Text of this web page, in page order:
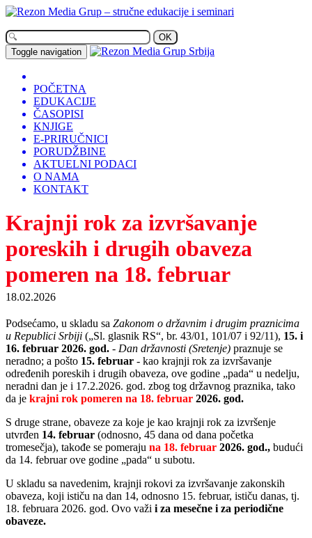
OK
Toggle navigation
POČETNA
EDUKACIJE
ČASOPISI
KNJIGE
E-PRIRUČNICI
PORUDŽBINE
AKTUELNI PODACI
O NAMA
KONTAKT
Krajnji rok za izvršavanje
poreskih i drugih obaveza
pomeren na 18. februar
18.02.2026
Podsećamo, u skladu sa Zakonom o državnim i drugim praznicima
u Republici Srbiji („Sl. glasnik RS“, br. 43/01, 101/07 i 92/11), 15. i
16. februar 2026. god. - Dan državnosti (Sretenje) praznuje se
neradno; a pošto 15. februar - kao krajnji rok za izvršavanje
određenih poreskih i drugih obaveza, ove godine „pada“ u nedelju,
neradni dan je i 17.2.2026. god. zbog tog državnog praznika, tako
da je krajni rok pomeren na 18. februar 2026. god.
S druge strane, obaveze za koje je kao krajnji rok za izvršenje
utvrđen 14. februar (odnosno, 45 dana od dana početka
tromesečja), takođe se pomeraju na 18. februar 2026. god., budući
da 14. februar ove godine „pada“ u subotu.
U skladu sa navedenim, krajnji rokovi za izvršavanje zakonskih
obaveza, koji ističu na dan 14, odnosno 15. februar, ističu danas, tj.
18. februara 2026. god. Ovo važi i za mesečne i za periodične
obaveze.